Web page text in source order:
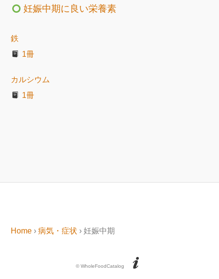
妊娠中期に良い栄養素
鉄
1冊
カルシウム
1冊
Home ›病気・症状 › 妊娠中期
© WholeFoodCatalog